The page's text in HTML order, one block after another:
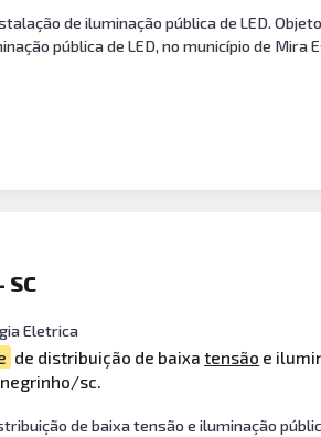
de iluminação pública de LED.
pública de LED, no município de Mira
Eletrica
de distribuição de baixatensão e
sc.
de baixa tensão e iluminação